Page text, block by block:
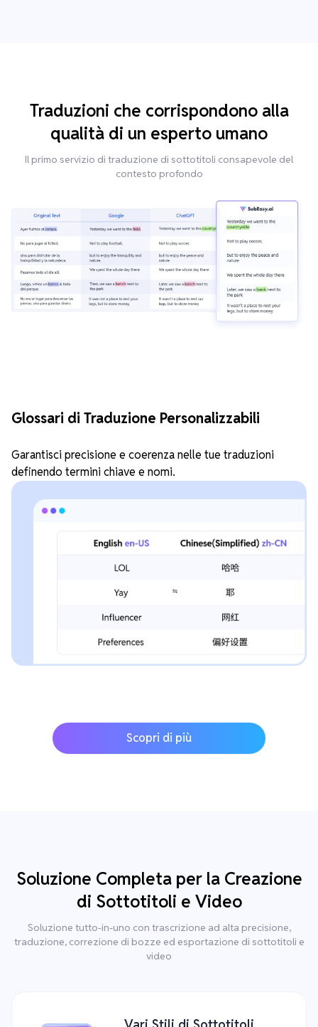
Traduzioni che corrispondono alla
qualità di un esperto umano
Il primo servizio di traduzione di sottotitoli consapevole del
contesto profondo
Glossari di Traduzione Personalizzabili
Garantisci precisione e coerenza nelle tue traduzioni
definendo termini chiave e nomi.
Scopri di più
Soluzione Completa per la Creazione
di Sottotitoli e Video
Soluzione tutto-in-uno con trascrizione ad alta precisione,
traduzione, correzione di bozze ed esportazione di sottotitoli e
video